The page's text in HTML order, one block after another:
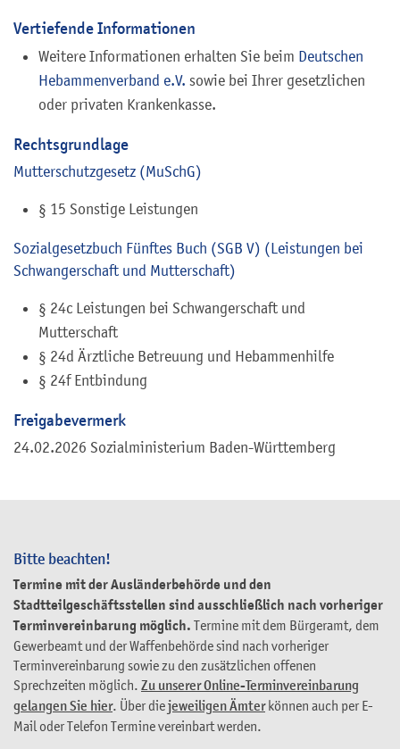
Bitte beachten!
Termine mit der Ausländerbehörde und den
Stadtteilgeschäftsstellen sind ausschließlich nach vorheriger
Terminvereinbarung möglich. Termine mit dem Bürgeramt, dem
Gewerbeamt und der Waffenbehörde sind nach vorheriger
Terminvereinbarung sowie zu den zusätzlichen offenen
Sprechzeiten möglich. Zu unserer Online-Terminvereinbarung
gelangen Sie hier. Über diejeweiligen Ämterkönnen auch per E-
Mail oder Telefon Termine vereinbart werden.
Vertiefende Informationen
Weitere Informationen erhalten Sie beim Deutschen
Hebammenverband e.V. sowie bei Ihrer gesetzlichen
oder privaten Krankenkasse.
Rechtsgrundlage
Mutterschutzgesetz (MuSchG)
§ 15 Sonstige Leistungen
Sozialgesetzbuch Fünftes Buch (SGB V) (Leistungen bei
Schwangerschaft und Mutterschaft)
§ 24c Leistungen bei Schwangerschaft und
Mutterschaft
§ 24d Ärztliche Betreuung und Hebammenhilfe
§ 24f Entbindung
Freigabevermerk
24.02.2026 Sozialministerium Baden-Württemberg